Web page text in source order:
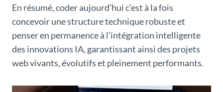
En résumé, coder aujourd’hui c’est à la fois
concevoir une structure technique robuste et
penser en permanence à l’intégration intelligente
des innovations IA, garantissant ainsi des projets
web vivants, évolutifs et pleinement performants.